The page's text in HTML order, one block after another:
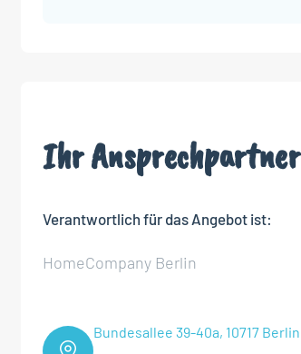
Ihr Ansprechpartner
Verantwortlich für das Angebot ist:
HomeCompany Berlin
Bundesallee 39-40a, 10717 Berlin